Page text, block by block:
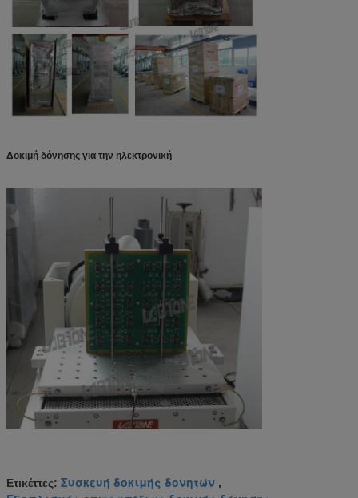
Δοκιμή δόνησης για την ηλεκτρονική
Ετικέττες: Συσκευή δοκιμής δονητών ,